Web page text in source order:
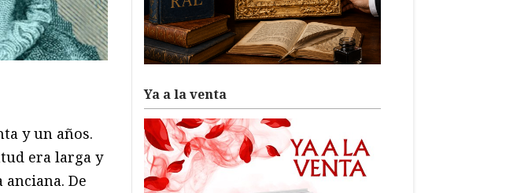
y un años.
era larga y
De
Ya a la venta